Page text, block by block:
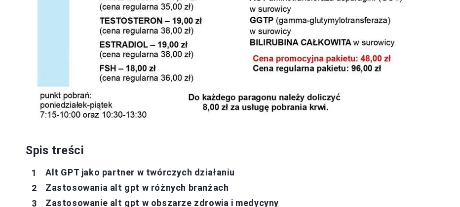
Spis treści
Alt GPT jako partner w twórczych działaniu
Zastosowania alt gpt w różnych branżach
Zastosowanie alt gpt w obszarze zdrowia i medycyny